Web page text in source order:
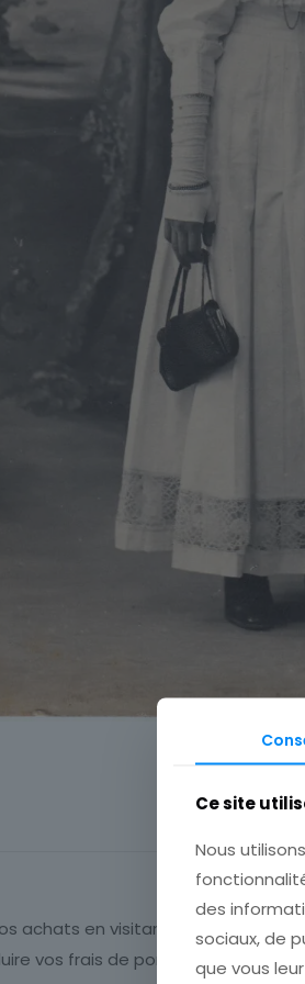
achats en visitant ma boutique
vos frais de port.
Ce site
Nous
des
sociaux, de
que vous